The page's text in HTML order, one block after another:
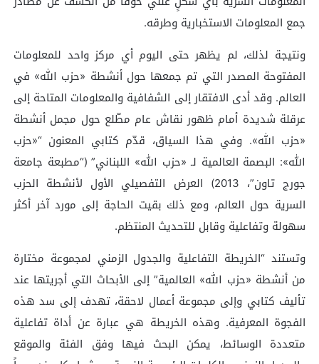
جمع المعلومات الاستخبارية وطرقه.
ونتيجة لذلك، لم يظهر حتى اليوم أي مركز واحد للمعلومات
المفتوحة المصدر التي تم جمعها حول أنشطة «حزب الله» في
العالم. وقد أدى الافتقار إلى الشفافية والمعلومات المتاحة إلى
عرقلة شديدة أمام ظهور نقاش عام مطّلع حول مجمل أنشطة
«حزب الله». وفي هذا السياق، قدّم كتابي المعنون “«حزب
الله»: البصمة العالمية لـ «حزب الله» اللبناني” (“مطبعة جامعة
جورج تاون”، 2013) العرض التفصيلي الأول لأنشطة الحزب
السرية حول العالم، ومع ذلك بقيت الحاجة إلى مورد آخر أكثر
سهولة وتفاعلية وقابل للتحديث المنتظم.
وتستند “الخريطة التفاعلية والجدول الزمني لمجموعة مختارة
من أنشطة «حزب الله» العالمية” إلى الأبحاث التي أجريتها عند
تأليف كتابي وإلى مجموعة أعمال لاحقة، تهدف إلى سد هذه
الفجوة المعرفية. وهذه الخريطة هي عبارة عن أداة تفاعلية
متعددة الوسائط، يمكن البحث فيها وفق الفئة والموقع